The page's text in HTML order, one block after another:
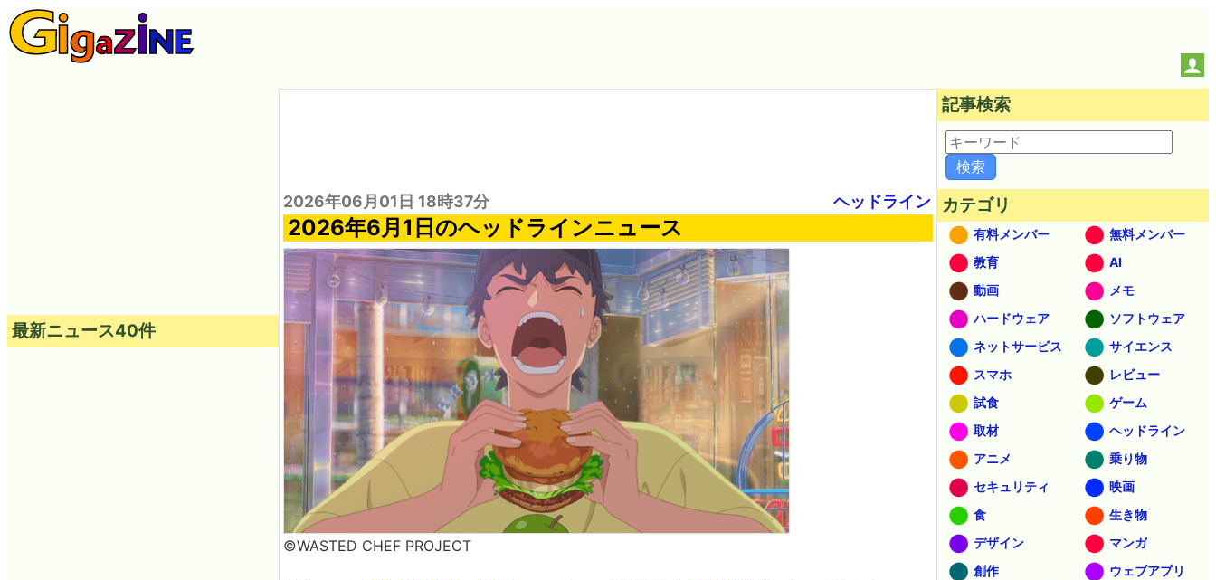
2026年06月01日 18時37分 ヘッドライン
2026年6月1日のヘッドラインニュース
©WASTED CHEF PROJECT
最新ニュース40件
記事検索
カテゴリ
有料メンバー
無料メンバー
教育
AI
動画
メモ
ハードウェア
ソフトウェア
ネットサービス
サイエンス
スマホ
レビュー
試食
ゲーム
取材
ヘッドライン
アニメ
乗り物
セキュリティ
映画
食
生き物
デザイン
マンガ
創作
ウェブアプリ